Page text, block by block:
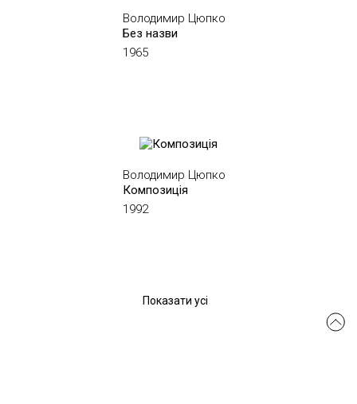
Володимир Цюпко
Без назви
1965
Володимир Цюпко
Композиція
1992
Показати усі